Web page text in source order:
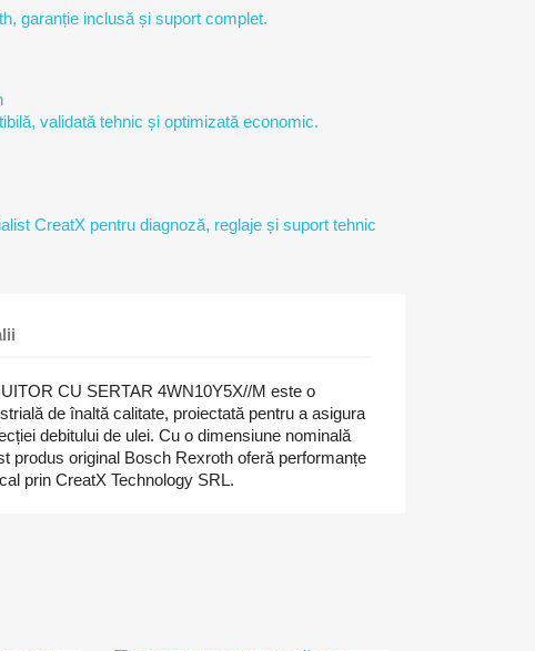
garanție inclusă și suport complet.
validată tehnic și optimizată economic.
CreatX pentru diagnoză, reglaje și suport tehnic
CU SERTAR 4WN10Y5X//M este o
de înaltă calitate, proiectată pentru a asigura
debitului de ulei. Cu o dimensiune nominală
produs original Bosch Rexroth oferă performanțe
prin CreatX Technology SRL.